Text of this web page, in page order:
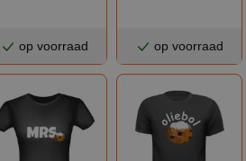
op voorraad op voorraad